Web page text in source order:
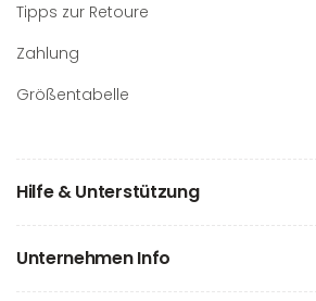
Tipps zur Retoure
Zahlung
Größentabelle
Hilfe & Unterstützung
Unternehmen Info